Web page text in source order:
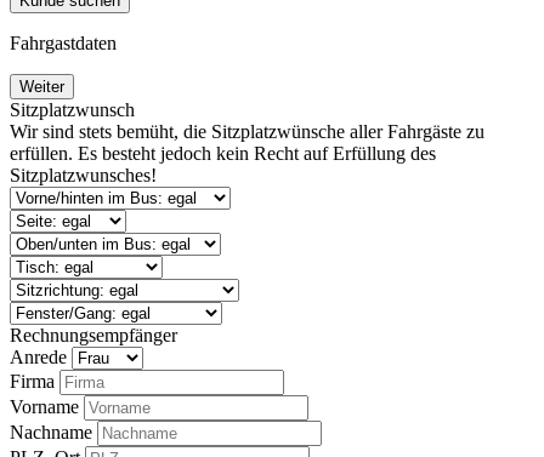
Fahrgastdaten
Weiter
Sitzplatzwunsch
Wir sind stets bemüht, die Sitzplatzwünsche aller Fahrgäste zu
erfüllen. Es besteht jedoch kein Recht auf Erfüllung des
Sitzplatzwunsches!
Rechnungsempfänger
Anrede
Firma
Vorname
Nachname